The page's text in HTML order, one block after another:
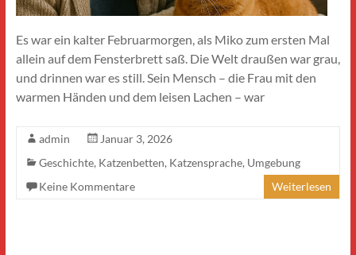
Es war ein kalter Februarmorgen, als Miko zum ersten Mal
allein auf dem Fensterbrett saß. Die Welt draußen war grau,
und drinnen war es still. Sein Mensch – die Frau mit den
warmen Händen und dem leisen Lachen – war
admin
Januar 3, 2026
Geschichte, Katzenbetten, Katzensprache, Umgebung
Keine Kommentare
Weiterlesen